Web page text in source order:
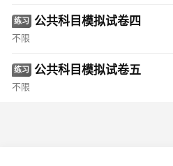
练习 公共科目模拟试卷四
不限
练习 公共科目模拟试卷五
不限